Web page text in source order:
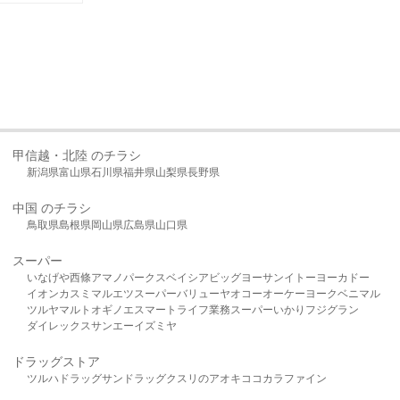
甲信越・北陸 のチラシ
新潟県富山県石川県福井県山梨県長野県
中国 のチラシ
鳥取県島根県岡山県広島県山口県
スーパー
いなげや西條アマノパークスベイシア ビッグヨーサンイトーヨーカドー
イオンカスミ マルエツスーパーバリューヤオコーオーケー ヨークベニマル
ツルヤマルト オギノ エスマート ライフ業務スーパーいかり フジグラン
ダイレックスサンエーイズミヤ
ドラッグストア
ツルハドラッグサンドラッグクスリのアオキ ココカラファイン